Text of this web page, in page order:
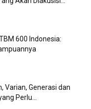
600 Indonesia:
Varian, Generasi dan
Perlu...